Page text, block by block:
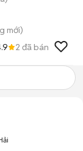
mới)
2 đã bán